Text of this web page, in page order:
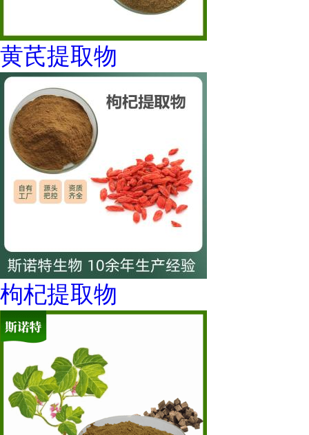
黄芪提取物
枸杞提取物